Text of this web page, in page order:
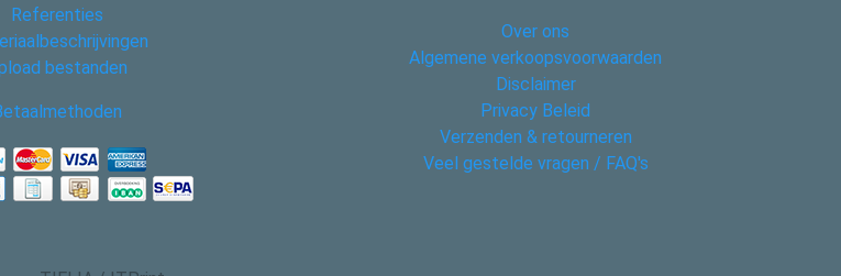
Referenties
bestanden
Over ons
Algemene verkoopsvoorwaarden
Disclaimer
Privacy Beleid
Verzenden & retourneren
Veel gestelde vragen / FAQ's